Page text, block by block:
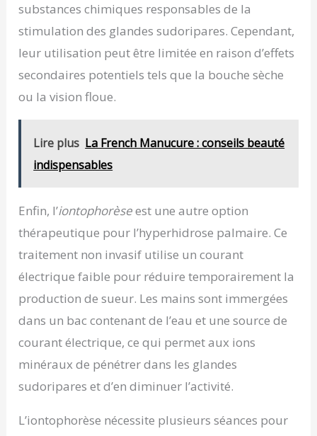
substances chimiques responsables de la
stimulation des glandes sudoripares. Cependant,
leur utilisation peut être limitée en raison d’effets
secondaires potentiels tels que la bouche sèche
ou la vision floue.
Lire plus La French Manucure : conseils beauté
indispensables
Enfin, l’iontophorèseest une autre option
thérapeutique pour l’hyperhidrose palmaire. Ce
traitement non invasif utilise un courant
électrique faible pour réduire temporairement la
production de sueur. Les mains sont immergées
dans un bac contenant de l’eau et une source de
courant électrique, ce qui permet aux ions
minéraux de pénétrer dans les glandes
sudoripares et d’en diminuer l’activité.
L’iontophorèse nécessite plusieurs séances pour